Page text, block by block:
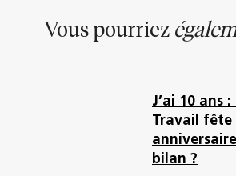
Vous pourriez
J’ai 10 ans
Travail fête
bilan ?